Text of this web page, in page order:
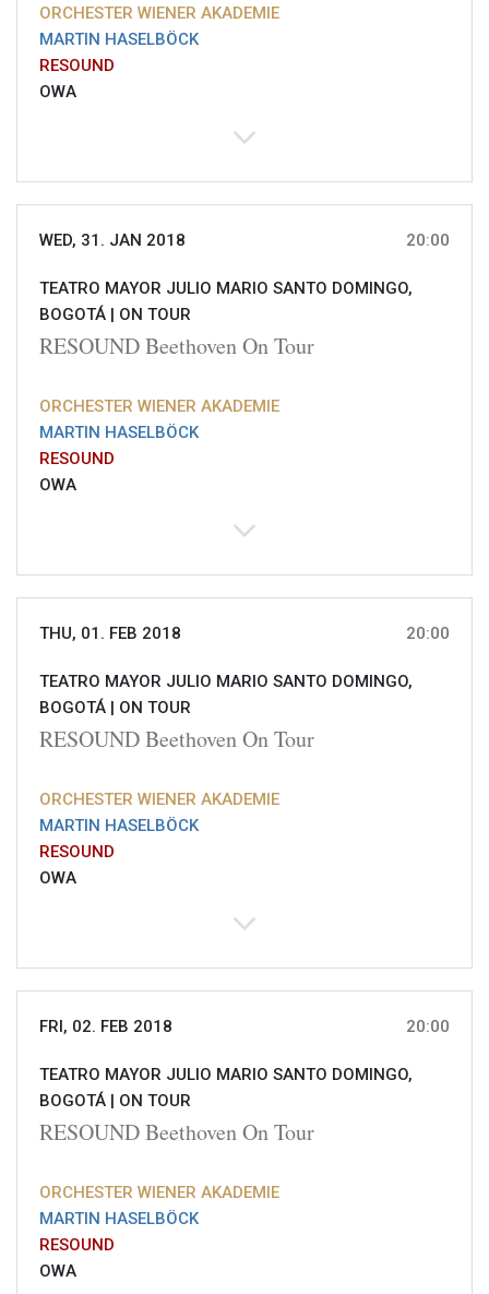
ORCHESTER WIENER AKADEMIE
MARTIN HASELBÖCK
RESOUND
OWA
WED, 31. JAN 2018 20:00
TEATRO MAYOR JULIO MARIO SANTO DOMINGO,
BOGOTÁ | ON TOUR
RESOUND Beethoven On Tour
ORCHESTER WIENER AKADEMIE
MARTIN HASELBÖCK
RESOUND
OWA
THU, 01. FEB 2018 20:00
TEATRO MAYOR JULIO MARIO SANTO DOMINGO,
BOGOTÁ | ON TOUR
RESOUND Beethoven On Tour
ORCHESTER WIENER AKADEMIE
MARTIN HASELBÖCK
RESOUND
OWA
FRI, 02. FEB 2018 20:00
TEATRO MAYOR JULIO MARIO SANTO DOMINGO,
BOGOTÁ | ON TOUR
RESOUND Beethoven On Tour
ORCHESTER WIENER AKADEMIE
MARTIN HASELBÖCK
RESOUND
OWA